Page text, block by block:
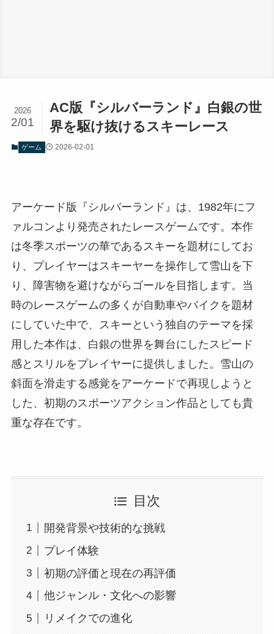
AC版『シルバーランド』白銀の世
界を駆け抜けるスキーレース
2026
2/01
ゲーム 2026-02-01
アーケード版『シルバーランド』は、1982年にフ
ァルコンより発売されたレースゲームです。本作
は冬季スポーツの華であるスキーを題材にしてお
り、プレイヤーはスキーヤーを操作して雪山を下
り、障害物を避けながらゴールを目指します。当
時のレースゲームの多くが自動車やバイクを題材
にしていた中で、スキーという独自のテーマを採
用した本作は、白銀の世界を舞台にしたスピード
感とスリルをプレイヤーに提供しました。雪山の
斜面を滑走する感覚をアーケードで再現しようと
した、初期のスポーツアクション作品としても貴
重な存在です。
目次
開発背景や技術的な挑戦
プレイ体験
初期の評価と現在の再評価
他ジャンル・文化への影響
リメイクでの進化